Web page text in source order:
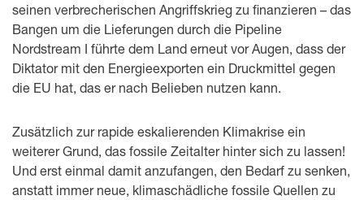
seinen verbrecherischen Angriffskrieg zu finanzieren – das
Bangen um die Lieferungen durch die Pipeline
Nordstream I führte dem Land erneut vor Augen, dass der
Diktator mit den Energieexporten ein Druckmittel gegen
die EU hat, das er nach Belieben nutzen kann.
Zusätzlich zur rapide eskalierenden Klimakrise ein
weiterer Grund, das fossile Zeitalter hinter sich zu lassen!
Und erst einmal damit anzufangen, den Bedarf zu senken,
anstatt immer neue, klimaschädliche fossile Quellen zu